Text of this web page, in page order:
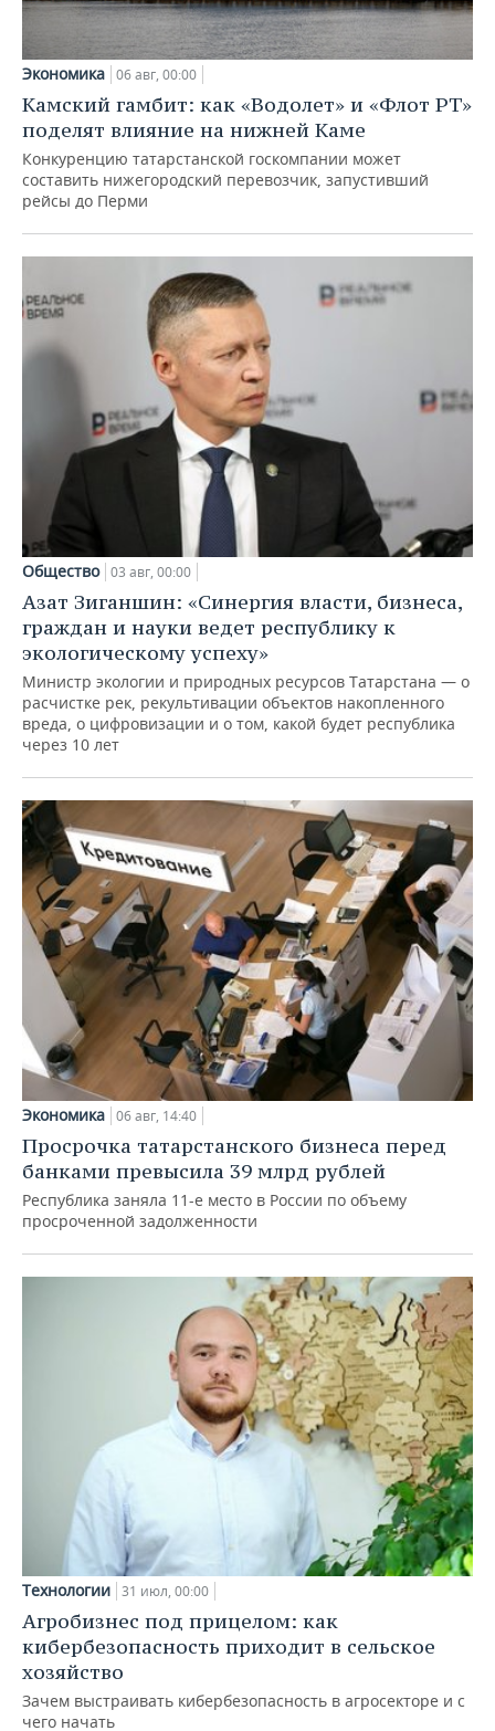
Экономика 06 авг, 00:00
Камский гамбит: как «Водолет» и «Флот РТ»
поделят влияние на нижней Каме
Конкуренцию татарстанской госкомпании может
составить нижегородский перевозчик, запустивший
рейсы до Перми
Общество 03 авг, 00:00
Азат Зиганшин: «Синергия власти, бизнеса,
граждан и науки ведет республику к
экологическому успеху»
Министр экологии и природных ресурсов Татарстана — о
расчистке рек, рекультивации объектов накопленного
вреда, о цифровизации и о том, какой будет республика
через 10 лет
Экономика 06 авг, 14:40
Просрочка татарстанского бизнеса перед
банками превысила 39 млрд рублей
Республика заняла 11-е место в России по объему
просроченной задолженности
Технологии 31 июл, 00:00
Агробизнес под прицелом: как
кибербезопасность приходит в сельское
хозяйство
Зачем выстраивать кибербезопасность в агросекторе и с
чего начать